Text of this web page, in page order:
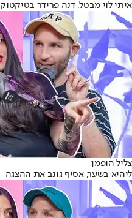
איתי לוי מבטל, דנה פרידר בטיקטוק
צליל הופמן
ליהיא בשער, אסיף גונב את ההצגה